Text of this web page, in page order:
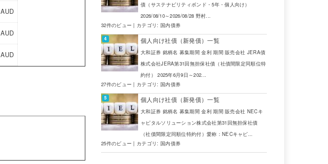
AUD
AUD
AUD
債（サステナビリティボンド・5年・個人向け）
2026/08/10～2026/08/28 野村...
32件のビュー | カテゴリ: 国内債券
個人向け社債（新発債）一覧
大和証券 銘柄名 募集期間 金利 期間 販売会社 JERA債
株式会社JERA第31回無担保社債（社債間限定同順位特
約付） 2025年6月9日～202...
27件のビュー | カテゴリ: 国内債券
個人向け社債（新発債）一覧
大和証券 銘柄名 募集期間 金利 期間 販売会社 NECキ
ャピタルソリューション株式会社第31回無担保社債
（社債間限定同順位特約付）愛称：NECキャピ...
25件のビュー | カテゴリ: 国内債券